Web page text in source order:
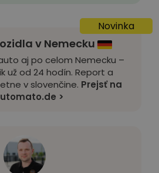
Novinka
v Nemecku
aj po celom Nemecku –
už od 24 hodín. Report a
v slovenčine. Prejsť na
>